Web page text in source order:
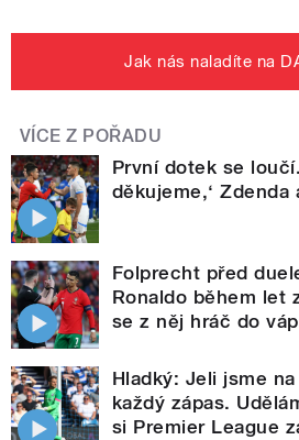
Jak nás naladíte na
VÍCE Z POŘADU
První dotek se
děkujeme,‘ Zdenda
Folprecht před
Ronaldo během let
se z něj hráč do
Hladký: Jeli jsme
každý zápas.
si Premier League